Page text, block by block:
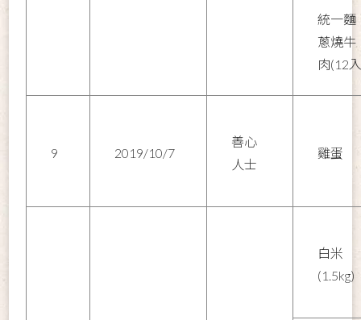
統一麵
蔥燒牛
肉(12
9 2019/10/7
善心
人士
雞蛋
白米
(1.5kg)